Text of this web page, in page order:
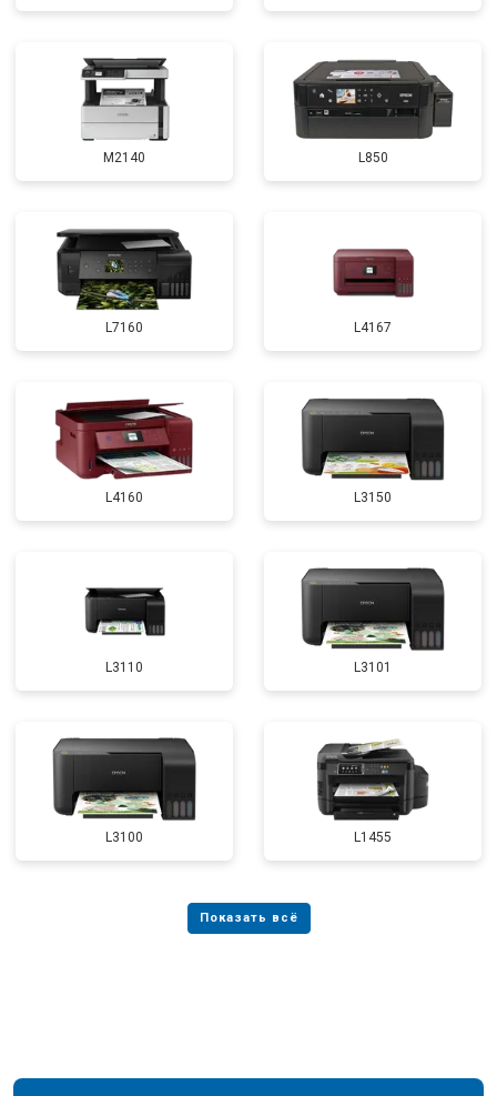
M2140 L850
L7160 L4167
L4160 L3150
L3110 L3101
L3100 L1455